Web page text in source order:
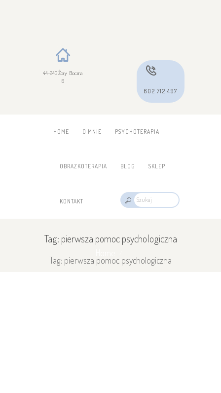
44-240 Żory Boczna
6
602 712 497
HOME O MNIE PSYCHOTERAPIA
OBRAZKOTERAPIA BLOG SKLEP
KONTAKT
Tag: pierwsza pomoc psychologiczna
Tag: pierwsza pomoc psychologiczna